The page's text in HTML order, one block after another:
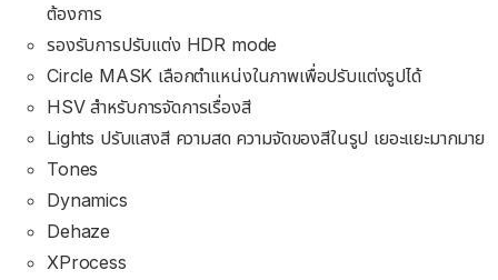
ต้องการ
รองรับการปรับแต่ง HDR mode
Circle MASK เลือกตำแหน่งในภาพเพื่อปรับแต่งรูปได้
HSV สำหรับการจัดการเรื่องสี
Lights ปรับแสงสี ความสด ความจัดของสีในรูป เยอะแยะมากมาย
Tones
Dynamics
Dehaze
XProcess